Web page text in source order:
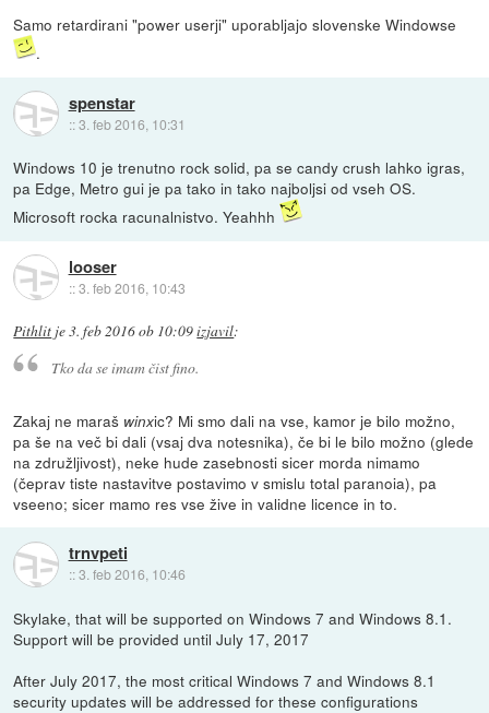
Samo retardirani "power userji" uporabljajo slovenske Windowse
.
spenstar
::3. feb 2016, 10:31
Windows 10 je trenutno rock solid, pa se candy crush lahko igras,
pa Edge, Metro gui je pa tako in tako najboljsi od vseh OS.
Microsoft rocka racunalnistvo. Yeahhh
looser
::3. feb 2016, 10:43
Pithlit je3. feb 2016 ob 10:09izjavil:
Tko da se imam čist fino.
Zakaj ne maraš winxic? Mi smo dali na vse, kamor je bilo možno,
pa še na več bi dali (vsaj dva notesnika), če bi le bilo možno (glede
na združljivost), neke hude zasebnosti sicer morda nimamo
(čeprav tiste nastavitve postavimo v smislu total paranoia), pa
vseeno; sicer mamo res vse žive in validne licence in to.
trnvpeti
::3. feb 2016, 10:46
Skylake, that will be supported on Windows 7 and Windows 8.1.
Support will be provided until July 17, 2017
After July 2017, the most critical Windows 7 and Windows 8.1
security updates will be addressed for these configurations